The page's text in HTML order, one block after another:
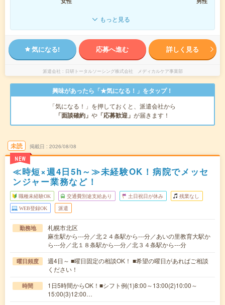
もっと見る
気になる! 応募へ進む 詳しく見る
派遣会社 日研トータルソーシング株式会社 メディカルケア事業部
興味があったら「★気になる！」をタップ！
「気になる！」を押しておくと、派遣会社から
「面談確約」 や 「応募歓迎」 が届きます！
未読
NEW
掲載日 2026/08/08
≪時短×週4日5h～≫未経験OK！病院でメッセ
ンジャー業務など！
職種未経験OK 交通費別途支給あり 土日祝日が休み 残業なし
WEB登録OK 派遣
勤務地
札幌市北区
麻生駅から---分／北２４条駅から---分／あいの里教育大駅か
ら---分／北１８条駅から---分／北３４条駅から---分
曜日頻度
週4日～ ■曜日固定の相談OK！ ■希望の曜日があればご相談
ください！
時間
1日5時間からOK！■シフト例(1)8:00～13:00(2)10:00～
15:00(3)12:00…